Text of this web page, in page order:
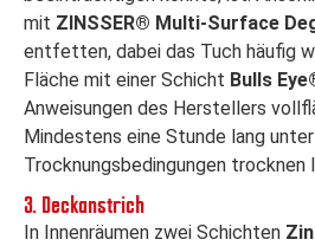
mit ZINSSER® Multi-Surface
entfetten, dabei das Tuch häufig
Fläche mit einer Schicht Bulls
Anweisungen des Herstellers
Mindestens eine Stunde lang
Trocknungsbedingungen trocknen
3. Deckanstrich
In Innenräumen zwei Schichten